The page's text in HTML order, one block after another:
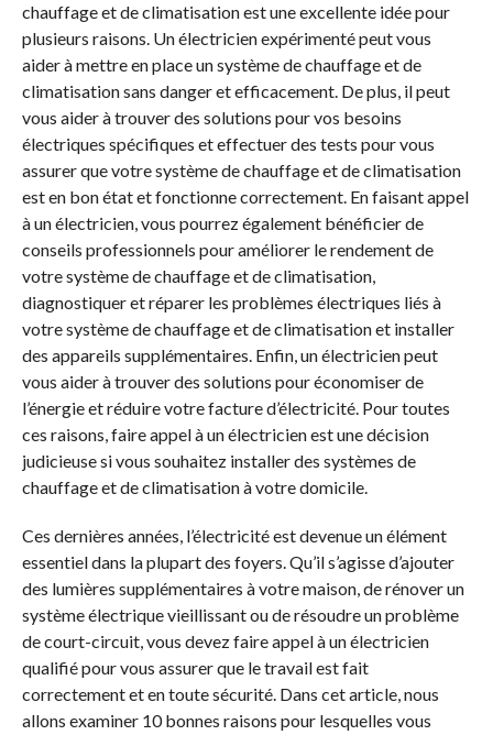
chauffage et de climatisation est une excellente idée pour
plusieurs raisons. Un électricien expérimenté peut vous
aider à mettre en place un système de chauffage et de
climatisation sans danger et efficacement. De plus, il peut
vous aider à trouver des solutions pour vos besoins
électriques spécifiques et effectuer des tests pour vous
assurer que votre système de chauffage et de climatisation
est en bon état et fonctionne correctement. En faisant appel
à un électricien, vous pourrez également bénéficier de
conseils professionnels pour améliorer le rendement de
votre système de chauffage et de climatisation,
diagnostiquer et réparer les problèmes électriques liés à
votre système de chauffage et de climatisation et installer
des appareils supplémentaires. Enfin, un électricien peut
vous aider à trouver des solutions pour économiser de
l’énergie et réduire votre facture d’électricité. Pour toutes
ces raisons, faire appel à un électricien est une décision
judicieuse si vous souhaitez installer des systèmes de
chauffage et de climatisation à votre domicile.
Ces dernières années, l’électricité est devenue un élément
essentiel dans la plupart des foyers. Qu’il s’agisse d’ajouter
des lumières supplémentaires à votre maison, de rénover un
système électrique vieillissant ou de résoudre un problème
de court-circuit, vous devez faire appel à un électricien
qualifié pour vous assurer que le travail est fait
correctement et en toute sécurité. Dans cet article, nous
allons examiner 10 bonnes raisons pour lesquelles vous